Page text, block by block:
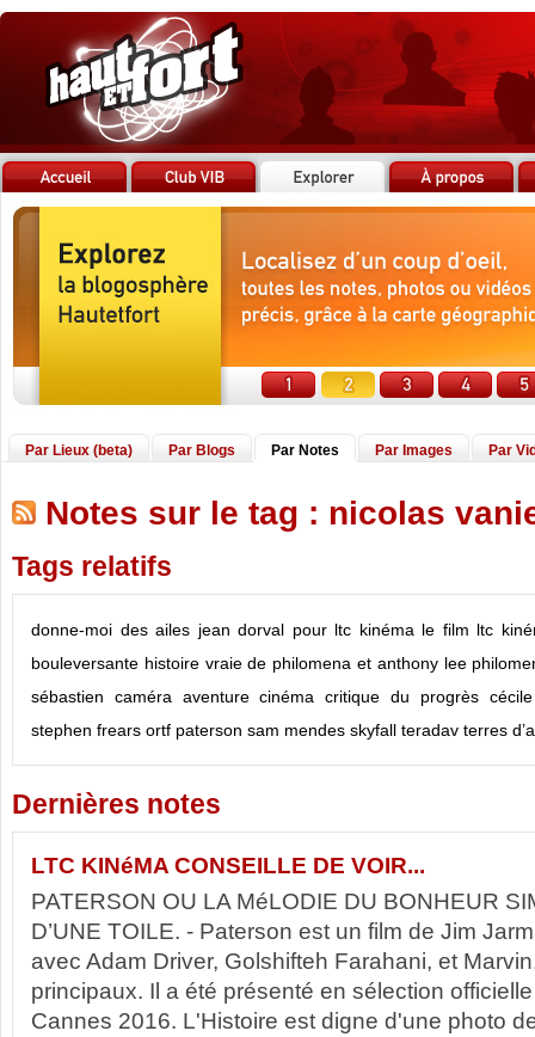
Par Lieux (beta) Par Blogs Par Notes Par Images Par
Notes sur le tag : nicolas
Tags relatifs
donne-moi des ailes jean dorval pour ltc kinéma le film ltc
bouleversante histoire vraie de philomena et anthony lee
sébastien
caméra aventure cinéma critique du progrès
stephen frears ortf paterson sam mendes skyfall teradav terres
Dernières notes
LTC KINéMA CONSEILLE DE VOIR...
PATERSON OU LA MéLODIE DU BONHEUR
D’UNE TOILE. - Paterson est un film de Jim
avec Adam Driver, Golshifteh Farahani, et
principaux. Il a été présenté en sélection
Cannes 2016. L'Histoire est digne d'une photo